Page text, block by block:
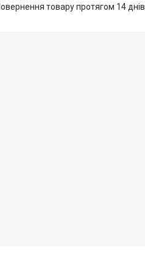
повернення товару протягом 14 днів